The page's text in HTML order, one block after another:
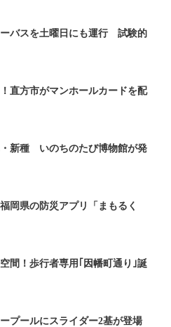
バスを土曜日にも運行 試験的
直方市がマンホールカードを配
新種 いのちのたび博物館が発
岡県の防災アプリ「まもるく
間！歩行者専用｢因幡町通り｣誕
プールにスライダー2基が登場